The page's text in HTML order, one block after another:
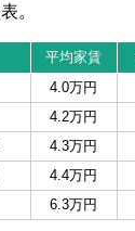
。
平均家賃
4.0万円
4.2万円
4.3万円
4.4万円
6.3万円